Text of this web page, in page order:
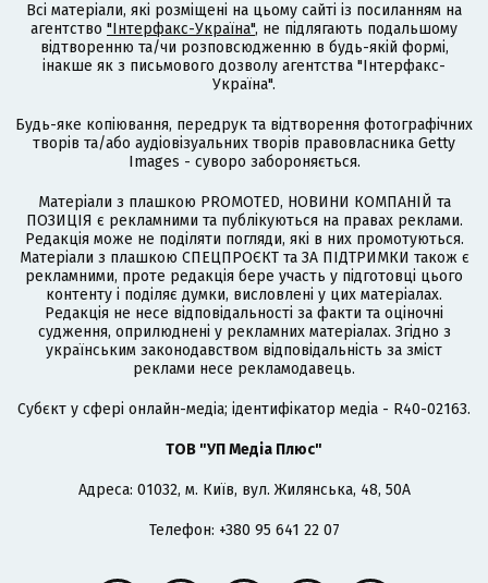
Всі матеріали, які розміщені на цьому сайті із посиланням на
агентство "Інтерфакс-Україна", не підлягають подальшому
відтворенню та/чи розповсюдженню в будь-якій формі,
інакше як з письмового дозволу агентства "Інтерфакс-
Україна".
Будь-яке копіювання, передрук та відтворення фотографічних
творів та/або аудіовізуальних творів правовласника Getty
Images - суворо забороняється.
Матеріали з плашкою PROMOTED, НОВИНИ КОМПАНІЙ та
ПОЗИЦІЯ є рекламними та публікуються на правах реклами.
Редакція може не поділяти погляди, які в них промотуються.
Матеріали з плашкою СПЕЦПРОЄКТ та ЗА ПІДТРИМКИ також є
рекламними, проте редакція бере участь у підготовці цього
контенту і поділяє думки, висловлені у цих матеріалах.
Редакція не несе відповідальності за факти та оціночні
судження, оприлюднені у рекламних матеріалах. Згідно з
українським законодавством відповідальність за зміст
реклами несе рекламодавець.
Cубєкт у сфері онлайн-медіа; ідентифікатор медіа - R40-02163.
ТОВ "УП Медіа Плюс"
Адреса: 01032, м. Київ, вул. Жилянська, 48, 50А
Телефон: +380 95 641 22 07